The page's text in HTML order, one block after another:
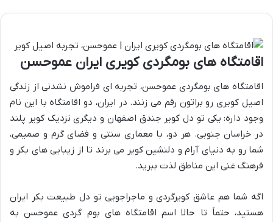
اقامتگاه های بومگردی کویری ایران عموحسن
اقامتگاه های بومگردی عموحسن، تجربه ای فراموش نشدنی از زندگی
اصیل کویری رو براتون رقم می زنند. در ایران، دو اقامتگاه با این نام
وجود داره: یکی تو دل کویر جندق اصفهان و دیگری نزدیک کویر پلند
در خراسان جنوبی. هر دو، با معماری سنتی و فضای گرم و صمیمی،
شما رو به دنیای آرام و دلنشین کویر می برند تا از زیبایی های بکر و
فرهنگ غنی این مناطق لذت ببرید.
اگه شما هم عاشق کویرگردی و ماجراجویی تو دل طبیعت بکر ایران
هستید، حتماً تا حالا اسم اقامتگاه های بوم گردی عموحسن به